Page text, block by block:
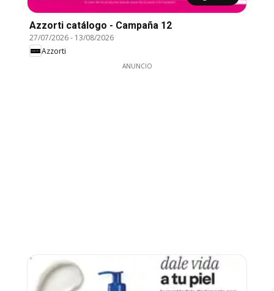
Azzorti catálogo - Campaña 12
27/07/2026- 13/08/2026
Azzorti
ANUNCIO